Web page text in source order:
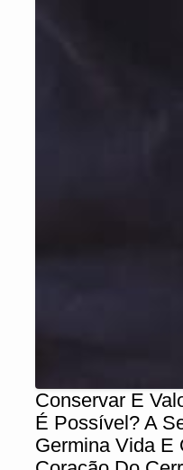
Conservar E
É Possível? A
Germina Vida E